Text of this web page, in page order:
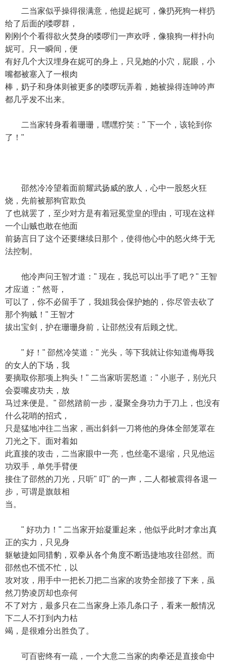
二当家似乎操得很满意，他提起妮可，像扔死狗一样扔
给了后面的喽啰群，
刚刚个个看得欲火焚身的喽啰们一声欢呼，像狼狗一样扑向
妮可。只一瞬间，便
有好几个大汉埋身在妮可的身上，只见她的小穴，屁眼，小
嘴都被塞入了一根肉
棒，奶子和身体则被更多的喽啰玩弄着，她被操得连呻吟声
都几乎发不出来。
二当家转身看着珊珊，嘿嘿狞笑：" 下一个，该轮到你
了！"
邵然冷冷望着面前耀武扬威的敌人，心中一股怒火狂
烧，先前被那狗官欺负
了也就罢了，至少对方是有着冠冕堂皇的理由，可现在这样
一个山贼也敢在他面
前扬言日了这个还要继续日那个，使得他心中的怒火终于无
法控制。
他冷声问王智才道：" 现在，我总可以出手了吧？" 王智
才应道：" 然哥，
可以了，你不必留手了，我姐我会保护她的，你尽管去砍了
那个狗贼！" 王智才
拔出宝剑，护在珊珊身前，让邵然没有后顾之忧。
" 好！" 邵然冷笑道：" 光头，等下我就让你知道侮辱我
的女人的下场，我
要摘取你那项上狗头！" 二当家听罢怒道：" 小崽子，别光只
会耍嘴皮功夫，放
马过来便是。" 邵然踏前一步，凝聚全身功力于刀上，也没有
什么花哨的招式，
只是猛地冲往二当家，画出斜斜一刀将他的身体全部笼罩在
刀光之下。面对着如
此直接的攻击，二当家眼中一亮，也丝毫不退缩，只见他运
功双手，单凭手臂便
接住了邵然的刀光，只听" 叮" 的一声，二人都被震得各退一
步，可谓是旗鼓相
当。
" 好功力！" 二当家开始凝重起来，他似乎此时才拿出真
正的实力，只见身
躯敏捷如同猎豹，双拳从各个角度不断迅捷地攻往邵然。而
邵然也不慌不忙，以
攻对攻，用手中一把长刀把二当家的攻势全部接了下来，虽
然刀势凌厉却也奈何
不了对方，最多只在二当家身上添几条口子，看来一般情况
下二人不打到内力枯
竭，是很难分出胜负了。
可百密终有一疏，一个大意二当家的肉拳还是直接命中